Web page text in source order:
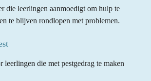
die leerlingen aanmoedigt om hulp te
te blijven rondlopen met problemen.
leerlingen die met pestgedrag te maken